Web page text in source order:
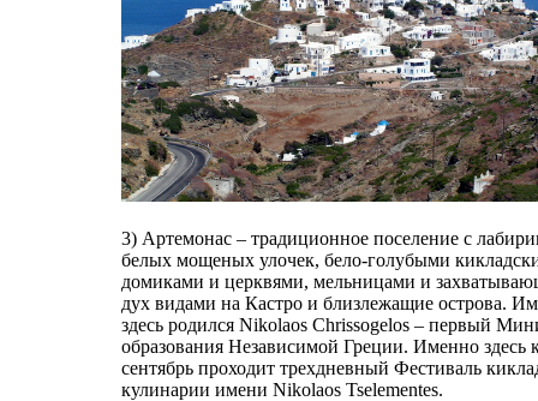
3) Артемонас – традиционное поселение с
белых мощеных улочек, бело-голубыми
домиками и церквями, мельницами и
дух видами на Кастро и близлежащие острова.
здесь родился Nikolaos Chrissogelos – первый
образования Независимой Греции. Именно здесь
сентябрь проходит трехдневный Фестиваль
кулинарии имени Nikolaos Tselementes.